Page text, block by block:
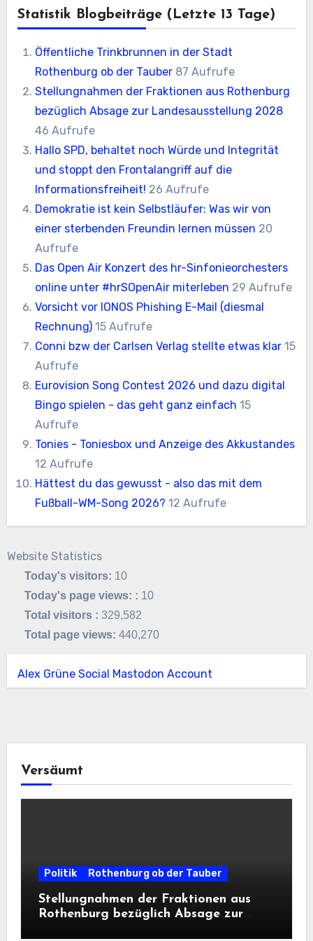
Statistik Blogbeiträge (letzte 13 Tage)
Öffentliche Trinkbrunnen in der Stadt
Rothenburg ob der Tauber 87 Aufrufe
Stellungnahmen der Fraktionen aus Rothenburg
bezüglich Absage zur Landesausstellung 2028
46 Aufrufe
Hallo SPD, behaltet noch Würde und Integrität
und stoppt den Frontalangriff auf die
Informationsfreiheit! 26 Aufrufe
Demokratie ist kein Selbstläufer: Was wir von
einer sterbenden Freundin lernen müssen 20
Aufrufe
Das Open Air Konzert des hr-Sinfonieorchesters
online unter #hrSOpenAir miterleben 29 Aufrufe
Vorsicht vor IONOS Phishing E-Mail (diesmal
Rechnung) 15 Aufrufe
Conni bzw der Carlsen Verlag stellte etwas klar 15
Aufrufe
Eurovision Song Contest 2026 und dazu digital
Bingo spielen - das geht ganz einfach 15
Aufrufe
Tonies - Toniesbox und Anzeige des Akkustandes
12 Aufrufe
Hättest du das gewusst - also das mit dem
Fußball-WM-Song 2026? 12 Aufrufe
Website Statistics
Today's visitors: 10
Today's page views: : 10
Total visitors :329,582
Total page views:440,270
Alex Grüne Social Mastodon Account
Versäumt
Politik Rothenburg ob der Tauber
Stellungnahmen der Fraktionen aus
Rothenburg bezüglich Absage zur